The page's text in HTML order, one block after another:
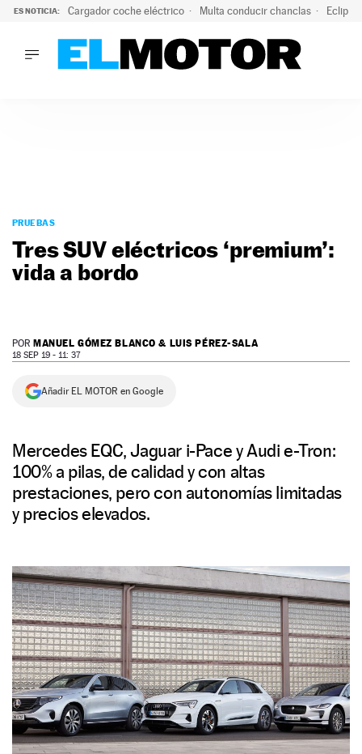
ES NOTICIA: Cargador coche eléctrico Multa conducir chanclas
PODCAST
MOTOS
TECNOLOGÍA
SERVICIOS
NEWSLETTER
PRUEBAS
Tres SUV eléctricos ‘premium’:
vida a bordo
POR MANUEL GÓMEZ BLANCO & LUIS PÉREZ-SALA
18 SEP 19 - 11: 37
Añadir EL MOTOR en Google
Mercedes EQC, Jaguar i-Pace y Audi e-Tron:
100% a pilas, de calidad y con altas
prestaciones, pero con autonomías limitadas
y precios elevados.